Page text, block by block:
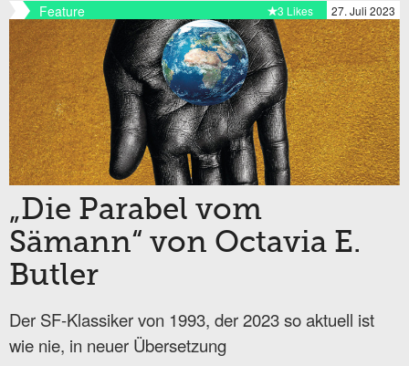
Feature 27. Juli 2023
3 Likes
„Die Parabel vom
Sämann“ von Octavia E.
Butler
Der SF-Klassiker von 1993, der 2023 so aktuell ist
wie nie, in neuer Übersetzung